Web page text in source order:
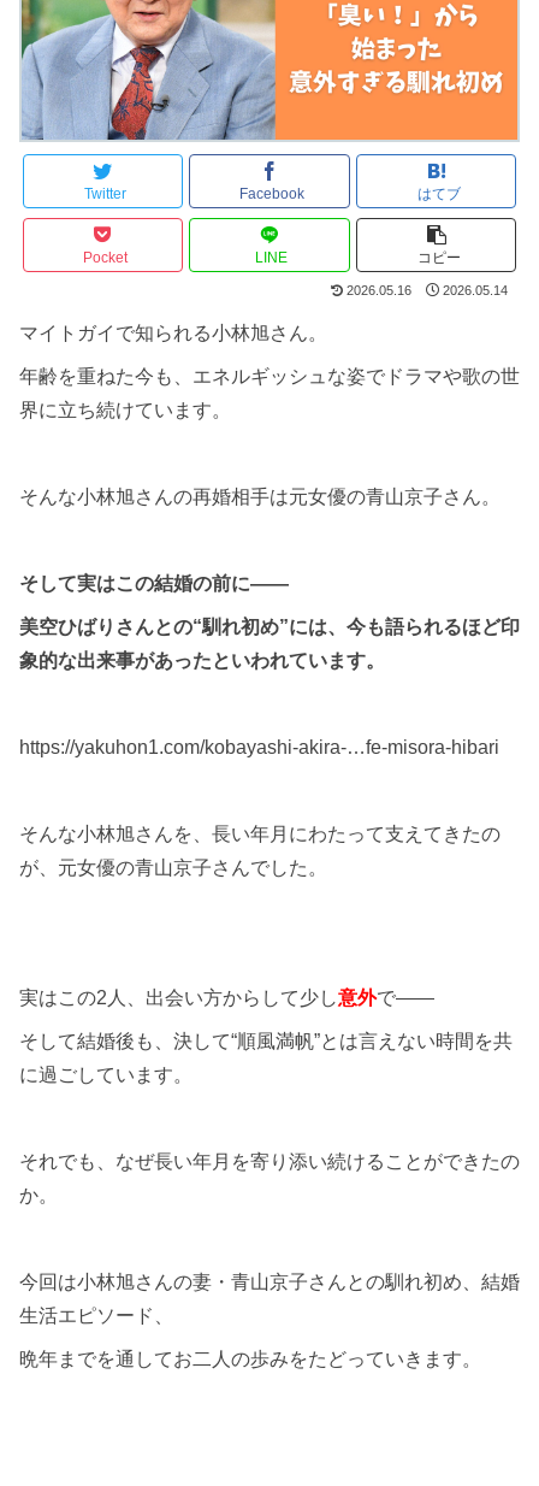
Twitter Facebook はてブ
Pocket LINE コピー
2026.05.16 2026.05.14
マイトガイで知られる小林旭さん。
年齢を重ねた今も、エネルギッシュな姿でドラマや歌の世
界に立ち続けています。
そんな小林旭さんの再婚相手は元女優の青山京子さん。
そして実はこの結婚の前に――
美空ひばりさんとの“馴れ初め”には、今も語られるほど印
象的な出来事があったといわれています。
https://yakuhon1.com/kobayashi-akira-…fe-misora-hibari
そんな小林旭さんを、長い年月にわたって支えてきたの
が、元女優の青山京子さんでした。
実はこの2人、出会い方からして少し意外で――
そして結婚後も、決して“順風満帆”とは言えない時間を共
に過ごしています。
それでも、なぜ長い年月を寄り添い続けることができたの
か。
今回は小林旭さんの妻・青山京子さんとの馴れ初め、結婚
生活エピソード、
晩年までを通してお二人の歩みをたどっていきます。